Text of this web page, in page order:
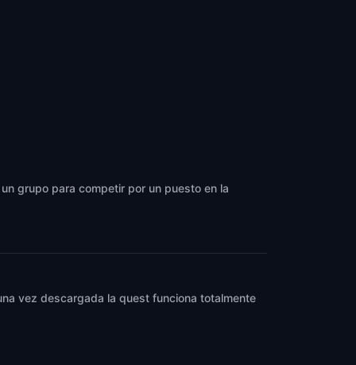
grupo para competir por un puesto en la
vez descargada la quest funciona totalmente